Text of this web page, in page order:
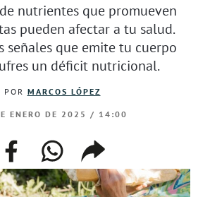
nutrientes que promueven
pueden afectar a tu salud.
señales que emite tu cuerpo
un déficit nutricional.
POR MARCOS LÓPEZ
ENERO DE 2025 / 14:00
facebookwhatsappcompartir
enlace